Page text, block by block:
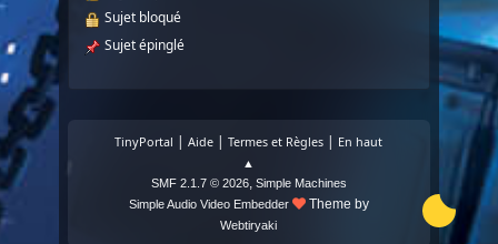
Sujet bloqué
Sujet épinglé
TinyPortal |Aide |Termes et Règles | En haut
▲
SMF 2.1.7 © 2026, Simple Machines
Simple Audio Video Embedder
Theme by
Webtiryaki